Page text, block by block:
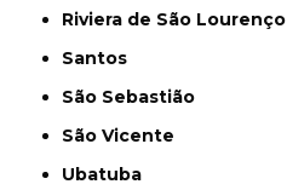
Riviera de São Lourenço
Santos
São Sebastião
São Vicente
Ubatuba